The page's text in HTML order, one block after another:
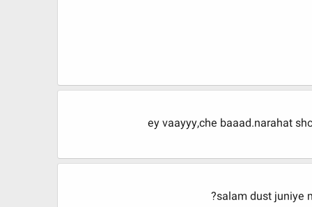
ey vaayyy,che baaad.narahat
salam dust juniye